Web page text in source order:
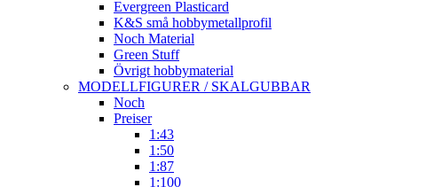
Evergreen Plasticard
K&S små hobbymetallprofil
Noch Material
Green Stuff
Övrigt hobbymaterial
MODELLFIGURER / SKALGUBBAR
Noch
Preiser
1:43
1:50
1:87
1:100